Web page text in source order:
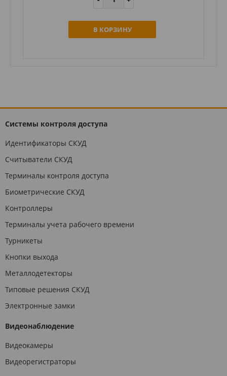
В КОРЗИНУ
Системы контроля доступа
Идентификаторы СКУД
Считыватели СКУД
Терминалы контроля доступа
Биометрические СКУД
Контроллеры
Терминалы учета рабочего времени
Турникеты
Кнопки выхода
Металлодетекторы
Типовые решения СКУД
Электронные замки
Видеонаблюдение
Видеокамеры
Видеорегистраторы